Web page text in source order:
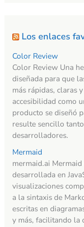
Los enlaces
Color Review
Color Review Una
diseñada para que
más rápidas, claras
accesibilidad como
producto se diseñó
resulte sencillo
desarrolladores.
Mermaid
mermaid.ai
desarrollada en
visualizaciones
a la sintaxis de
escritas en
y más, facilitando la